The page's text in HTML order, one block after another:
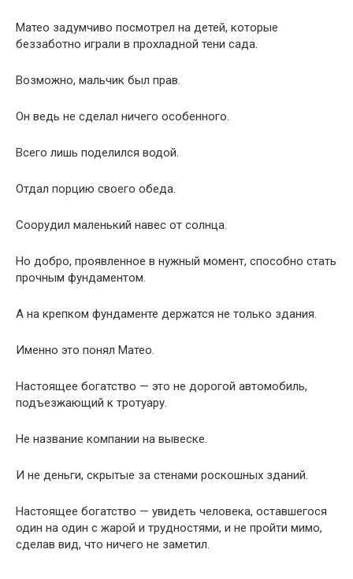
Матео задумчиво посмотрел на детей, которые
беззаботно играли в прохладной тени сада.
Возможно, мальчик был прав.
Он ведь не сделал ничего особенного.
Всего лишь поделился водой.
Отдал порцию своего обеда.
Соорудил маленький навес от солнца.
Но добро, проявленное в нужный момент, способно стать
прочным фундаментом.
А на крепком фундаменте держатся не только здания.
Именно это понял Матео.
Настоящее богатство — это не дорогой автомобиль,
подъезжающий к тротуару.
Не название компании на вывеске.
И не деньги, скрытые за стенами роскошных зданий.
Настоящее богатство — увидеть человека, оставшегося
один на один с жарой и трудностями, и не пройти мимо,
сделав вид, что ничего не заметил.